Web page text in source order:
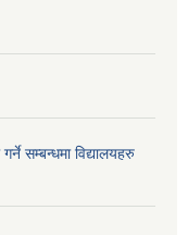
सम्बन्धमा विद्यालयहरु